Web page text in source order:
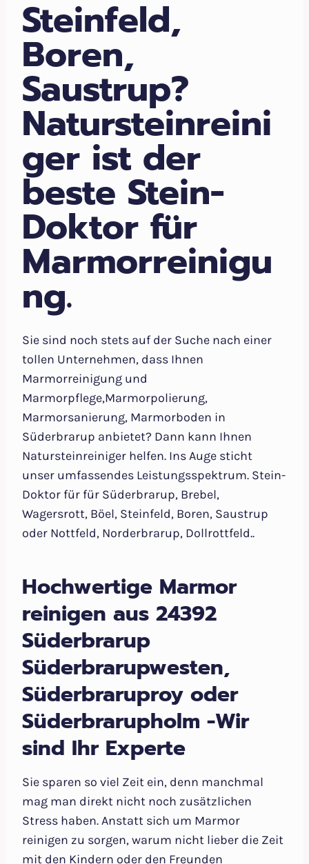
Steinfeld,
Boren,
Saustrup?
Natursteinreini
ger ist der
beste Stein-
Doktor für
Marmorreinigu
ng.
Sie sind noch stets auf der Suche nach einer
tollen Unternehmen, dass Ihnen
Marmorreinigung und
Marmorpflege,Marmorpolierung,
Marmorsanierung, Marmorboden in
Süderbrarup anbietet? Dann kann Ihnen
Natursteinreiniger helfen. Ins Auge sticht
unser umfassendes Leistungsspektrum. Stein-
Doktor für für Süderbrarup, Brebel,
Wagersrott, Böel, Steinfeld, Boren, Saustrup
oder Nottfeld, Norderbrarup, Dollrottfeld..
Hochwertige Marmor
reinigen aus 24392
Süderbrarup
Süderbrarupwesten,
Süderbraruproy oder
Süderbrarupholm -Wir
sind Ihr Experte
Sie sparen so viel Zeit ein, denn manchmal
mag man direkt nicht noch zusätzlichen
Stress haben. Anstatt sich um Marmor
reinigen zu sorgen, warum nicht lieber die Zeit
mit den Kindern oder den Freunden